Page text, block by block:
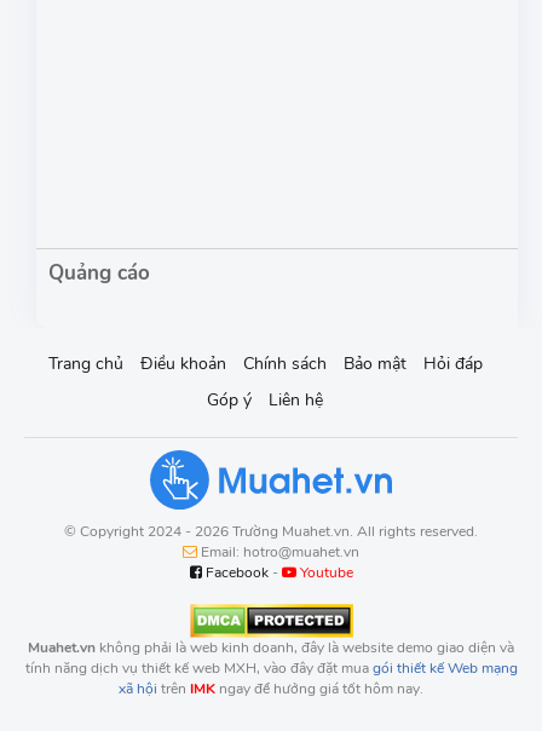
Trang chủ Điều khoản Chính sách Bảo mật
Hỏi đáp
Góp ý
Liên hệ
© Copyright 2024 - 2026 Trường Muahet.vn. All rights reserved.
Email: hotro@muahet.vn
Facebook- Youtube
Muahet.vn không phải là web kinh doanh, đây là website demo giao diện và
tính năng dịch vụ thiết kế web MXH, vào đây đặt muagói thiết kế Web mạng
xã hội trên IMK ngay để hưởng giá tốt hôm nay.